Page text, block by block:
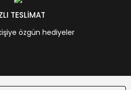
TESLİMAT
özgün hediyeler